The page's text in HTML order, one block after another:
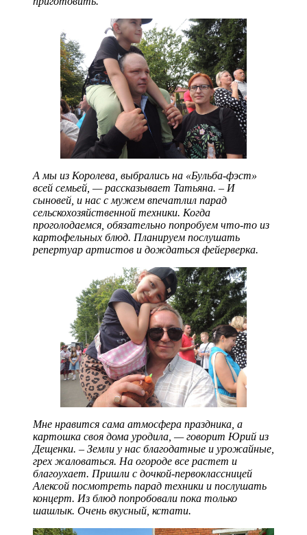
А мы из Королева, выбрались на «Бульба-фэст»
всей семьей, — рассказывает Татьяна. – И
сыновей, и нас с мужем впечатлил парад
сельскохозяйственной техники. Когда
проголодаемся, обязательно попробуем что-то из
картофельных блюд. Планируем послушать
репертуар артистов и дождаться фейерверка.
Мне нравится сама атмосфера праздника, а
картошка своя дома уродила, — говорит Юрий из
Дещенки. – Земли у нас благодатные и урожайные,
грех жаловаться. На огороде все растет и
благоухает. Пришли с дочкой-первоклассницей
Алексой посмотреть парад техники и послушать
концерт. Из блюд попробовали пока только
шашлык. Очень вкусный, кстати.